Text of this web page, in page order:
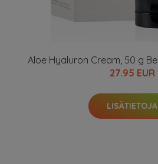
Aloe Hyaluron Cream, 50 g
27.95 EUR
LISÄTIETOJA